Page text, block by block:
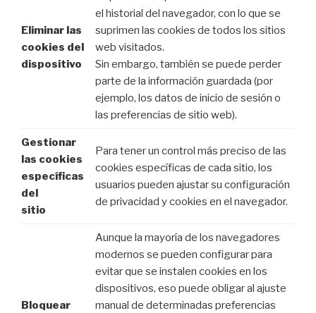
Eliminar las
cookies del
dispositivo
el historial del navegador, con lo que se
suprimen las cookies de todos los sitios
web visitados.
Sin embargo, también se puede perder
parte de la información guardada (por
ejemplo, los datos de inicio de sesión o
las preferencias de sitio web).
Gestionar
las cookies
específicas
del
sitio
Para tener un control más preciso de las
cookies específicas de cada sitio, los
usuarios pueden ajustar su configuración
de privacidad y cookies en el navegador.
Bloquear
Aunque la mayoría de los navegadores
modernos se pueden configurar para
evitar que se instalen cookies en los
dispositivos, eso puede obligar al ajuste
manual de determinadas preferencias